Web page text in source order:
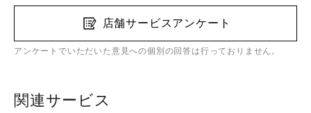
店舗サービスアンケート
アンケートでいただいた意見への個別の回答は行っておりません。
関連サービス